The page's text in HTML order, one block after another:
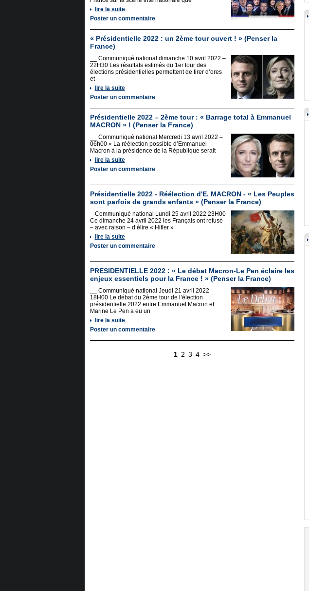
lire la suite
Poster un commentaire
« Présidentielle 2022 : un 2ème tour ouvert ! » (Penser la
France)
__ Communiqué national dimanche 10 avril 2022 –
22H30 Les résultats estimés du 1er tour des
élections présidentielles permettent de tirer d’ores
et
lire la suite
Poster un commentaire
Présidentielle 2022 – 2ème tour : « Barrage total à Emmanuel
MACRON » ! (Penser la France)
__ Communiqué national Mercredi 13 avril 2022 –
06h00 « La réélection possible d’Emmanuel
Macron à la présidence de la République serait
lire la suite
Poster un commentaire
Présidentielle 2022 - Réélection d'E. MACRON - « Les Peuples
sont parfois de grands enfants » (Penser la France)
_ Communiqué national Lundi 25 avril 2022 23H00
Ce dimanche 24 avril 2022 les Français ont refusé
– avec raison – d’élire « Hitler »
lire la suite
Poster un commentaire
PRESIDENTIELLE 2022 : « Le débat Macron-Le Pen éclaire les
enjeux essentiels pour la France ! » (Penser la France)
__ Communiqué national Jeudi 21 avril 2022
18H00 Le débat du 2ème tour de l’élection
présidentielle 2022 entre Emmanuel Macron et
Marine Le Pen a eu un
lire la suite
Poster un commentaire
1 2 3 4 >>